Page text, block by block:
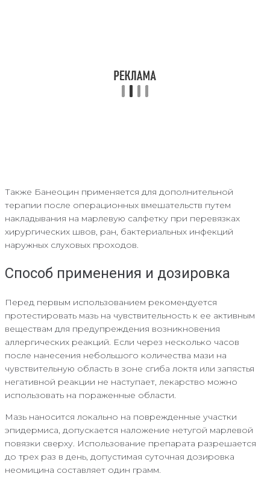
Также Банеоцин применяется для дополнительной
терапии после операционных вмешательств путем
накладывания на марлевую салфетку при перевязках
хирургических швов, ран, бактериальных инфекций
наружных слуховых проходов.
Способ применения и дозировка
Перед первым использованием рекомендуется
протестировать мазь на чувствительность к ее активным
веществам для предупреждения возникновения
аллергических реакций. Если через несколько часов
после нанесения небольшого количества мази на
чувствительную область в зоне сгиба локтя или запястья
негативной реакции не наступает, лекарство можно
использовать на пораженные области.
Мазь наносится локально на поврежденные участки
эпидермиса, допускается наложение нетугой марлевой
повязки сверху. Использование препарата разрешается
до трех раз в день, допустимая суточная дозировка
неомицина составляет один грамм.